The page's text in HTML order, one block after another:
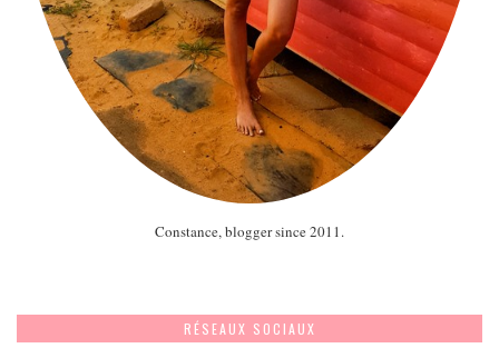
Constance, blogger since 2011.
RÉSEAUX SOCIAUX